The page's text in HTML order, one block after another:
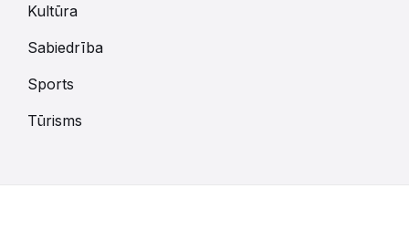
Kultūra
Sabiedrība
Sports
Tūrisms